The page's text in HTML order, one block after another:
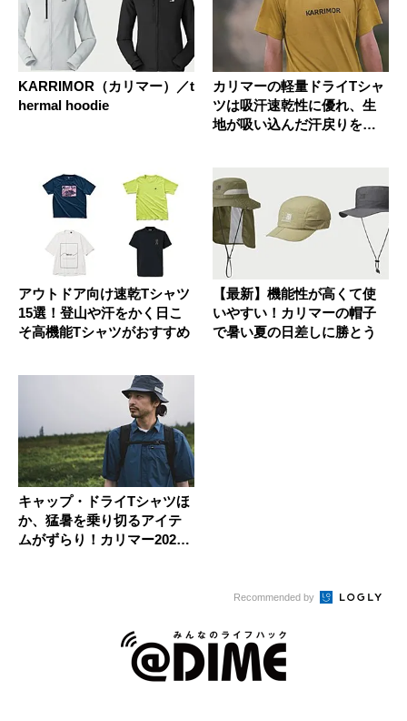
KARRIMOR（カリマー）／t
hermal hoodie
カリマーの軽量ドライTシャ
ツは吸汗速乾性に優れ、生
地が吸い込んだ汗戻りを抑
アウトドア向け速乾Tシャツ
15選！登山や汗をかく日こ
そ高機能Tシャツがおすすめ
【最新】機能性が高くて使
いやすい！カリマーの帽子
で暑い夏の日差しに勝とう
キャップ・ドライTシャツほ
か、猛暑を乗り切るアイテ
ムがずらり！カリマー2025
Recommended by